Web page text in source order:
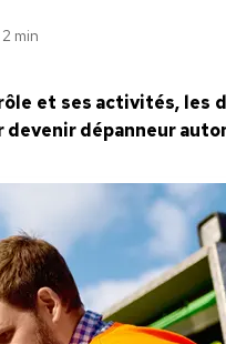
min
et ses activités, les
dépanneur